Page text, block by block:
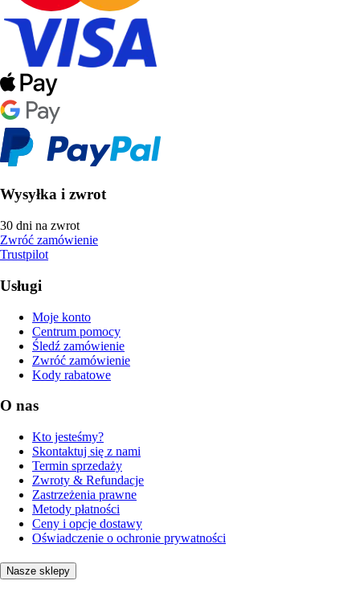
Wysyłka i zwrot
30 dni na zwrot
Zwróć zamówienie
Trustpilot
Usługi
Moje konto
Centrum pomocy
Śledź zamówienie
Zwróć zamówienie
Kody rabatowe
O nas
Kto jesteśmy?
Skontaktuj się z nami
Termin sprzedaży
Zwroty & Refundacje
Zastrzeżenia prawne
Metody płatności
Ceny i opcje dostawy
Oświadczenie o ochronie prywatności
Nasze sklepy